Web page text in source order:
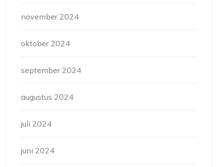
november 2024
oktober 2024
september 2024
augustus 2024
juli 2024
juni 2024